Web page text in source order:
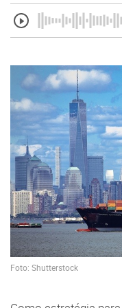
Foto: Shutterstock